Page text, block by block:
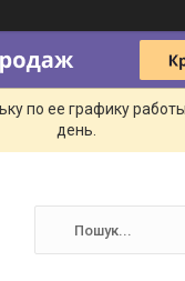
по ее графику
день.